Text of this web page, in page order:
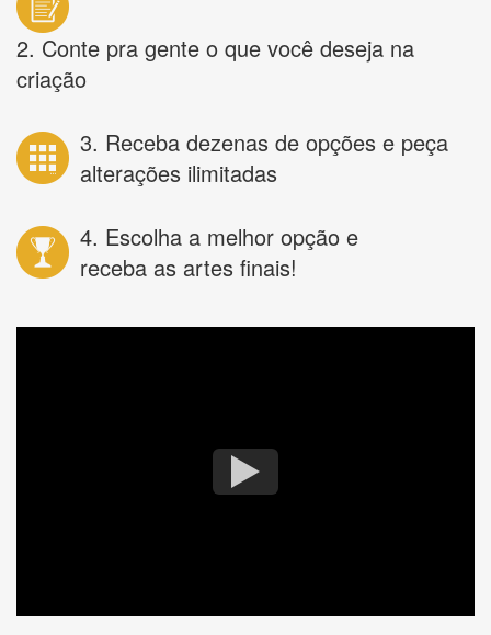
2. Conte pra gente o que você deseja na
criação
3. Receba dezenas de opções e peça
alterações ilimitadas
4. Escolha a melhor opção e
receba as artes finais!